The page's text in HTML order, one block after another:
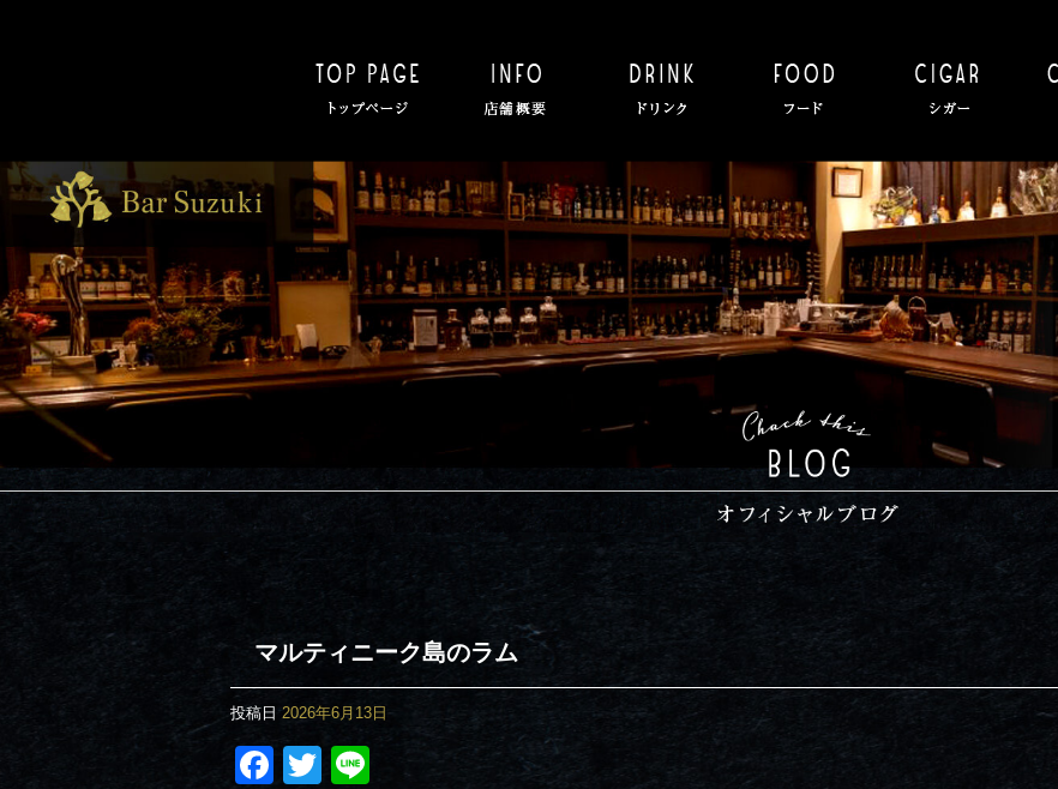
マルティニーク島のラム
投稿日 2026年6月13日
Facebook
Twitter
Line